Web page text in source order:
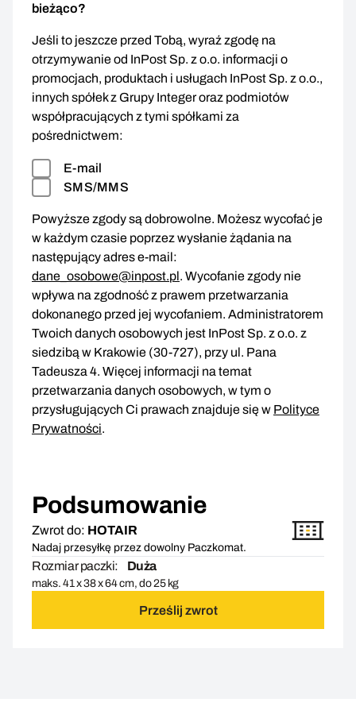
bieżąco?
Jeśli to jeszcze przed Tobą, wyraź zgodę na
otrzymywanie od InPost Sp. z o.o. informacji o
promocjach, produktach i usługach InPost Sp. z o.o.,
innych spółek z Grupy Integer oraz podmiotów
współpracujących z tymi spółkami za
pośrednictwem:
E-mail
SMS/MMS
Powyższe zgody są dobrowolne. Możesz wycofać je
w każdym czasie poprzez wysłanie żądania na
następujący adres e-mail:
dane_osobowe@inpost.pl. Wycofanie zgody nie
wpływa na zgodność z prawem przetwarzania
dokonanego przed jej wycofaniem. Administratorem
Twoich danych osobowych jest InPost Sp. z o.o. z
siedzibą w Krakowie (30-727), przy ul. Pana
Tadeusza 4. Więcej informacji na temat
przetwarzania danych osobowych, w tym o
przysługujących Ci prawach znajduje się w Polityce
Prywatności.
Podsumowanie
Zwrot do: HOTAIR
Nadaj przesyłkę przez dowolny Paczkomat.
Rozmiar paczki: Duża
maks. 41 x 38 x 64 cm, do 25 kg
Prześlij zwrot